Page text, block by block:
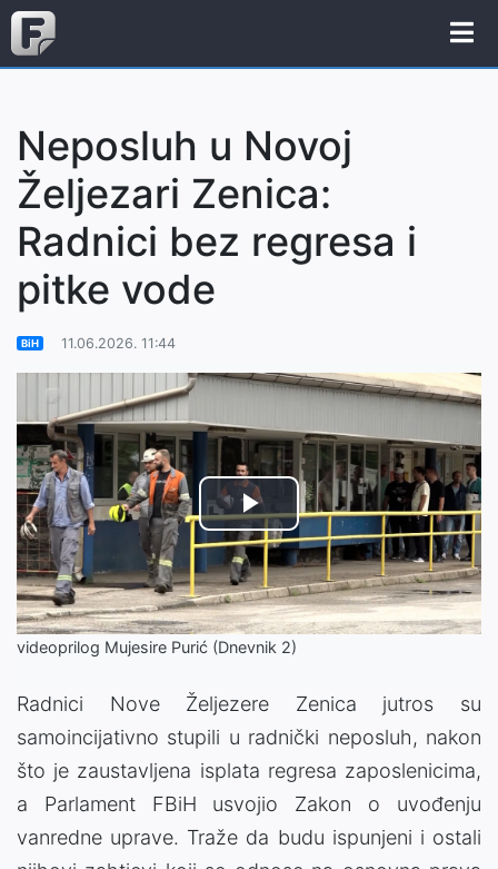
Neposluh u Novoj
Željezari Zenica:
Radnici bez regresa i
pitke vode
BiH 11.06.2026. 11:44
Play
Video
videoprilog Mujesire Purić (Dnevnik 2)
Radnici Nove Željezere Zenica jutros su
samoincijativno stupili u radnički neposluh, nakon
što je zaustavljena isplata regresa zaposlenicima,
a Parlament FBiH usvojio Zakon o uvođenju
vanredne uprave. Traže da budu ispunjeni i ostali